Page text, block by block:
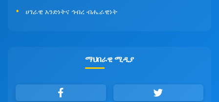
ሀገራዊ አንድነትና ኅብረ ብሔራዊነት
ማህበራዊ ሚዲያ